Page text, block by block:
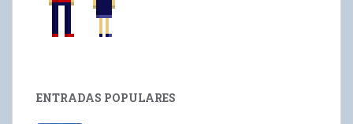
ENTRADAS POPULARES